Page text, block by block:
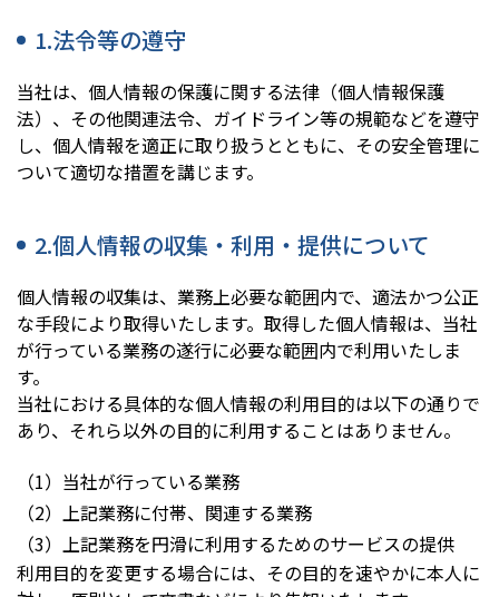
1.法令等の遵守
当社は、個人情報の保護に関する法律（個人情報保護
法）、その他関連法令、ガイドライン等の規範などを遵守
し、個人情報を適正に取り扱うとともに、その安全管理に
ついて適切な措置を講じます。
2.個人情報の収集・利用・提供について
個人情報の収集は、業務上必要な範囲内で、適法かつ公正
な手段により取得いたします。取得した個人情報は、当社
が行っている業務の遂行に必要な範囲内で利用いたしま
す。
当社における具体的な個人情報の利用目的は以下の通りで
あり、それら以外の目的に利用することはありません。
（1）当社が行っている業務
（2）上記業務に付帯、関連する業務
（3）上記業務を円滑に利用するためのサービスの提供
利用目的を変更する場合には、その目的を速やかに本人に